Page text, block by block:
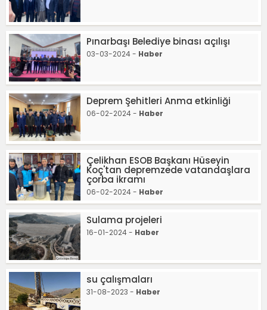
Pınarbaşı Belediye binası açılışı
03-03-2024 - Haber
Deprem Şehitleri Anma etkinliği
06-02-2024 - Haber
Çelikhan ESOB Başkanı Hüseyin
Koç'tan depremzede vatandaşlara
çorba ikramı
06-02-2024 - Haber
Sulama projeleri
16-01-2024 - Haber
su çalışmaları
31-08-2023 - Haber